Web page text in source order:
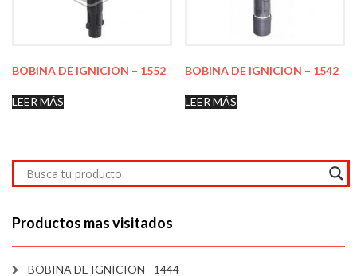
BOBINA DE IGNICION – 1552
LEER MÁS
BOBINA DE IGNICION – 1542
LEER MÁS
Productos mas visitados
BOBINA DE IGNICION - 1444